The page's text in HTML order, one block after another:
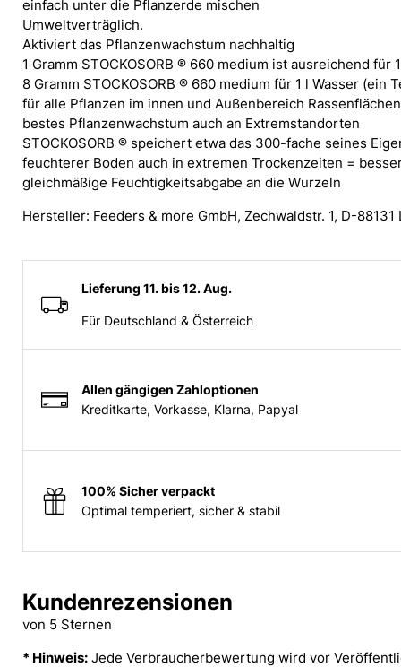
einfach unter die Pflanzerde mischen
Umweltverträglich.
Aktiviert das Pflanzenwachstum nachhaltig
1 Gramm STOCKOSORB ® 660 medium ist ausreichend für
8 Gramm STOCKOSORB ® 660 medium für 1 l Wasser (ein
für alle Pflanzen im innen und Außenbereich
bestes Pflanzenwachstum auch an Extremstandorten
STOCKOSORB ® speichert etwa das 300-fache seines
feuchterer Boden auch in extremen Trockenzeiten =
gleichmäßige Feuchtigkeitsabgabe an die Wurzeln
Hersteller: Feeders & more GmbH, Zechwaldstr. 1, D-
Lieferung 11. bis 12. Aug.
Für Deutschland & Österreich
Allen gängigen Zahloptionen
Kreditkarte, Vorkasse, Klarna, Papyal
100% Sicher verpackt
Optimal temperiert, sicher & stabil
Kundenrezensionen
von 5 Sternen
* Hinweis: Jede Verbraucherbewertung wird vor